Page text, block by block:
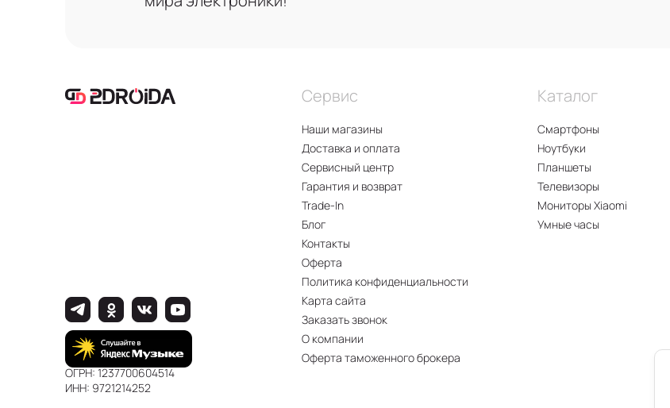
Сервис
Наши магазины
Доставка и оплата
Сервисный центр
Гарантия и возврат
Trade-In
Блог
Контакты
Оферта
Политика конфиденциальности
Карта сайта
Заказать звонок
О компании
Оферта таможенного брокера
Каталог
Смартфоны
Ноутбуки
Планшеты
Телевизоры
Мониторы Xiaomi
Умные часы
ОГРН: 1237700604514
ИНН: 9721214252